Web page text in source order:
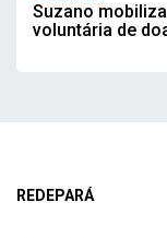
Suzano
voluntária de
REDEPARÁ